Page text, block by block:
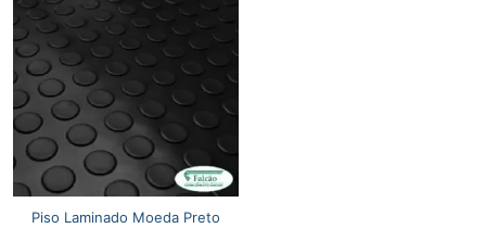
Piso Laminado Moeda Preto